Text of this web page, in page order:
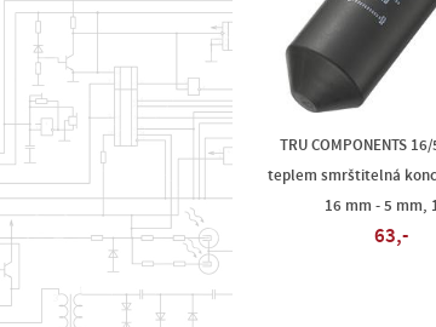
TRU COMPONENTS
teplem smrštitelná
16 mm - 5 mm,
63,-